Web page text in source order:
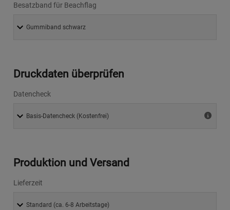
Besatzband für Beachflag
Druckdaten überprüfen
Datencheck
Produktion und Versand
Lieferzeit